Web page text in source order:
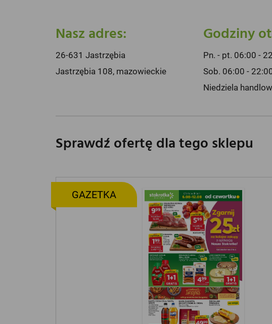
Nasz adres:
26-631 Jastrzębia
Jastrzębia 108, mazowieckie
Godziny
Pn. - pt. 06:00 -
Sob. 06:00 -
Niedziela
Sprawdź ofertę dla tego sklepu
GAZETKA